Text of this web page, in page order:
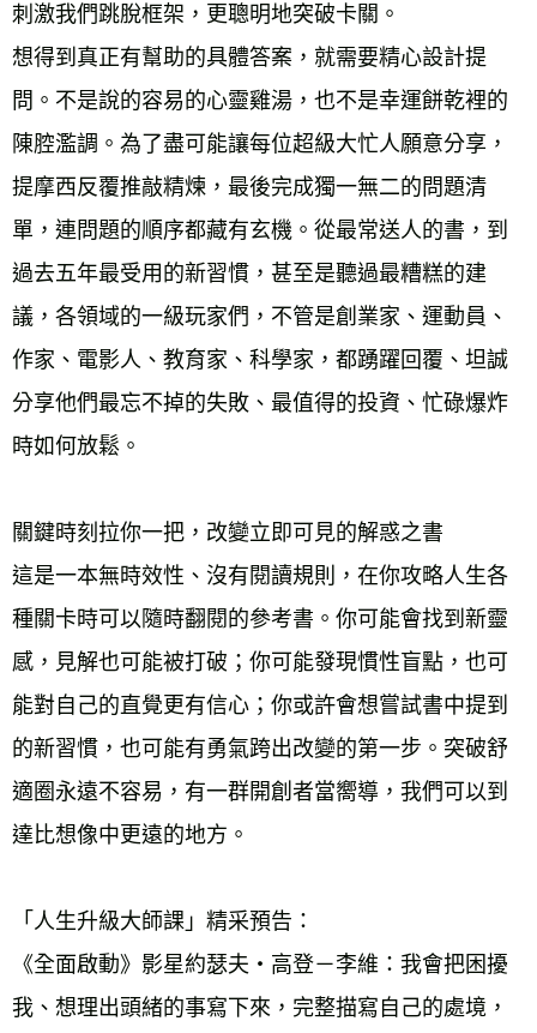
刺激我們跳脫框架，更聰明地突破卡關。
想得到真正有幫助的具體答案，就需要精心設計提
問。不是說的容易的心靈雞湯，也不是幸運餅乾裡的
陳腔濫調。為了盡可能讓每位超級大忙人願意分享，
提摩西反覆推敲精煉，最後完成獨一無二的問題清
單，連問題的順序都藏有玄機。從最常送人的書，到
過去五年最受用的新習慣，甚至是聽過最糟糕的建
議，各領域的一級玩家們，不管是創業家、運動員、
作家、電影人、教育家、科學家，都踴躍回覆、坦誠
分享他們最忘不掉的失敗、最值得的投資、忙碌爆炸
時如何放鬆。
關鍵時刻拉你一把，改變立即可見的解惑之書
這是一本無時效性、沒有閱讀規則，在你攻略人生各
種關卡時可以隨時翻閱的參考書。你可能會找到新靈
感，見解也可能被打破；你可能發現慣性盲點，也可
能對自己的直覺更有信心；你或許會想嘗試書中提到
的新習慣，也可能有勇氣跨出改變的第一步。突破舒
適圈永遠不容易，有一群開創者當嚮導，我們可以到
達比想像中更遠的地方。
「人生升級大師課」精采預告：
《全面啟動》影星約瑟夫‧高登－李維：我會把困擾
我、想理出頭緒的事寫下來，完整描寫自己的處境，